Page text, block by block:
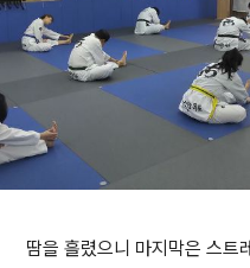
땀을 흘렸으니 마지막은 스트